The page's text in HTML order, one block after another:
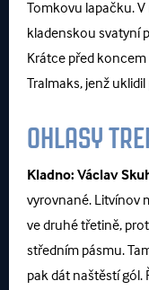
Tomkovu lapačku.
kladenskou svatyní
Krátce před koncem
Tralmaks, jenž
OHLASY
Kladno: Václav
vyrovnané. Litvínov
ve druhé třetině,
středním pásmu.
pak dát naštěstí gól.